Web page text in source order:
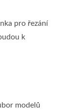
pro řezání
k
modelů